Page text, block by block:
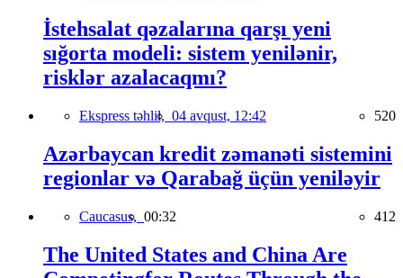
İstehsalat qəzalarına qarşı yeni
sığorta modeli: sistem yenilənir,
risklər azalacaqmı?
Ekspress təhlil, 04 avqust, 12:42 520
Azərbaycan kredit zəmanəti sistemini
regionlar və Qarabağ üçün yeniləyir
Caucasus, 00:32 412
The United States and China Are